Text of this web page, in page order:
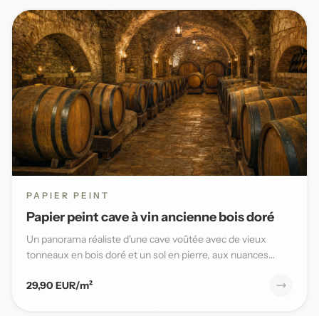
PAPIER PEINT
Papier peint cave à vin ancienne bois doré
Un panorama réaliste d'une cave voûtée avec de vieux
tonneaux en bois doré et un sol en pierre, aux nuances
29,90 EUR/m²